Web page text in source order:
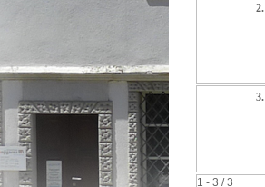
1 - 3 / 3
2.
3.